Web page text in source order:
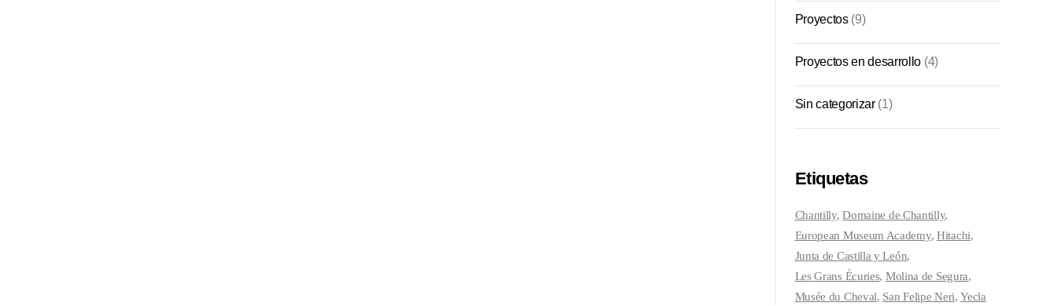
Proyectos(9)
Proyectos en desarrollo (4)
Sin categorizar(1)
Etiquetas
Chantilly Domaine de Chantilly
European Museum Academy Hitachi
Junta de Castilla y León
Les Grans Écuries Molina de Segura
Musée du Cheval San Felipe Neri Yecla